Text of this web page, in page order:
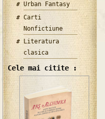
Urban Fantasy
Carti
Nonfictiune
Literatura
clasica
Cele mai citite :